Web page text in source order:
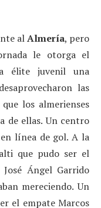
alAlmería, pero
le otorga el
élite juvenil una
las
los almerienses
de ellas. Un centro
línea de gol. A la
que pudo ser el
Ángel Garrido
mereciendo. Un
el empate Marcos